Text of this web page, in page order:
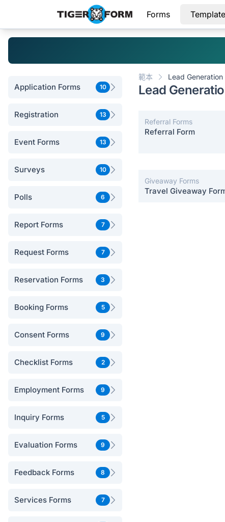
Forms
Application Forms 10
Registration 13
Event Forms 13
Surveys 10
Polls 6
Report Forms 7
Request Forms 7
Reservation Forms 3
Booking Forms 5
Consent Forms 9
Checklist Forms 2
Employment Forms 9
Inquiry Forms 5
Evaluation Forms 9
Feedback Forms 8
Services Forms 7
範本 Lead Generation
Lead
Referral Forms
Referral Form
Giveaway Forms
Travel Giveaway